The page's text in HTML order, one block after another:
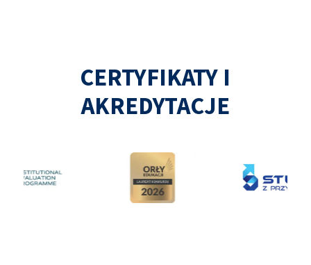
CERTYFIKATY I
AKREDYTACJE